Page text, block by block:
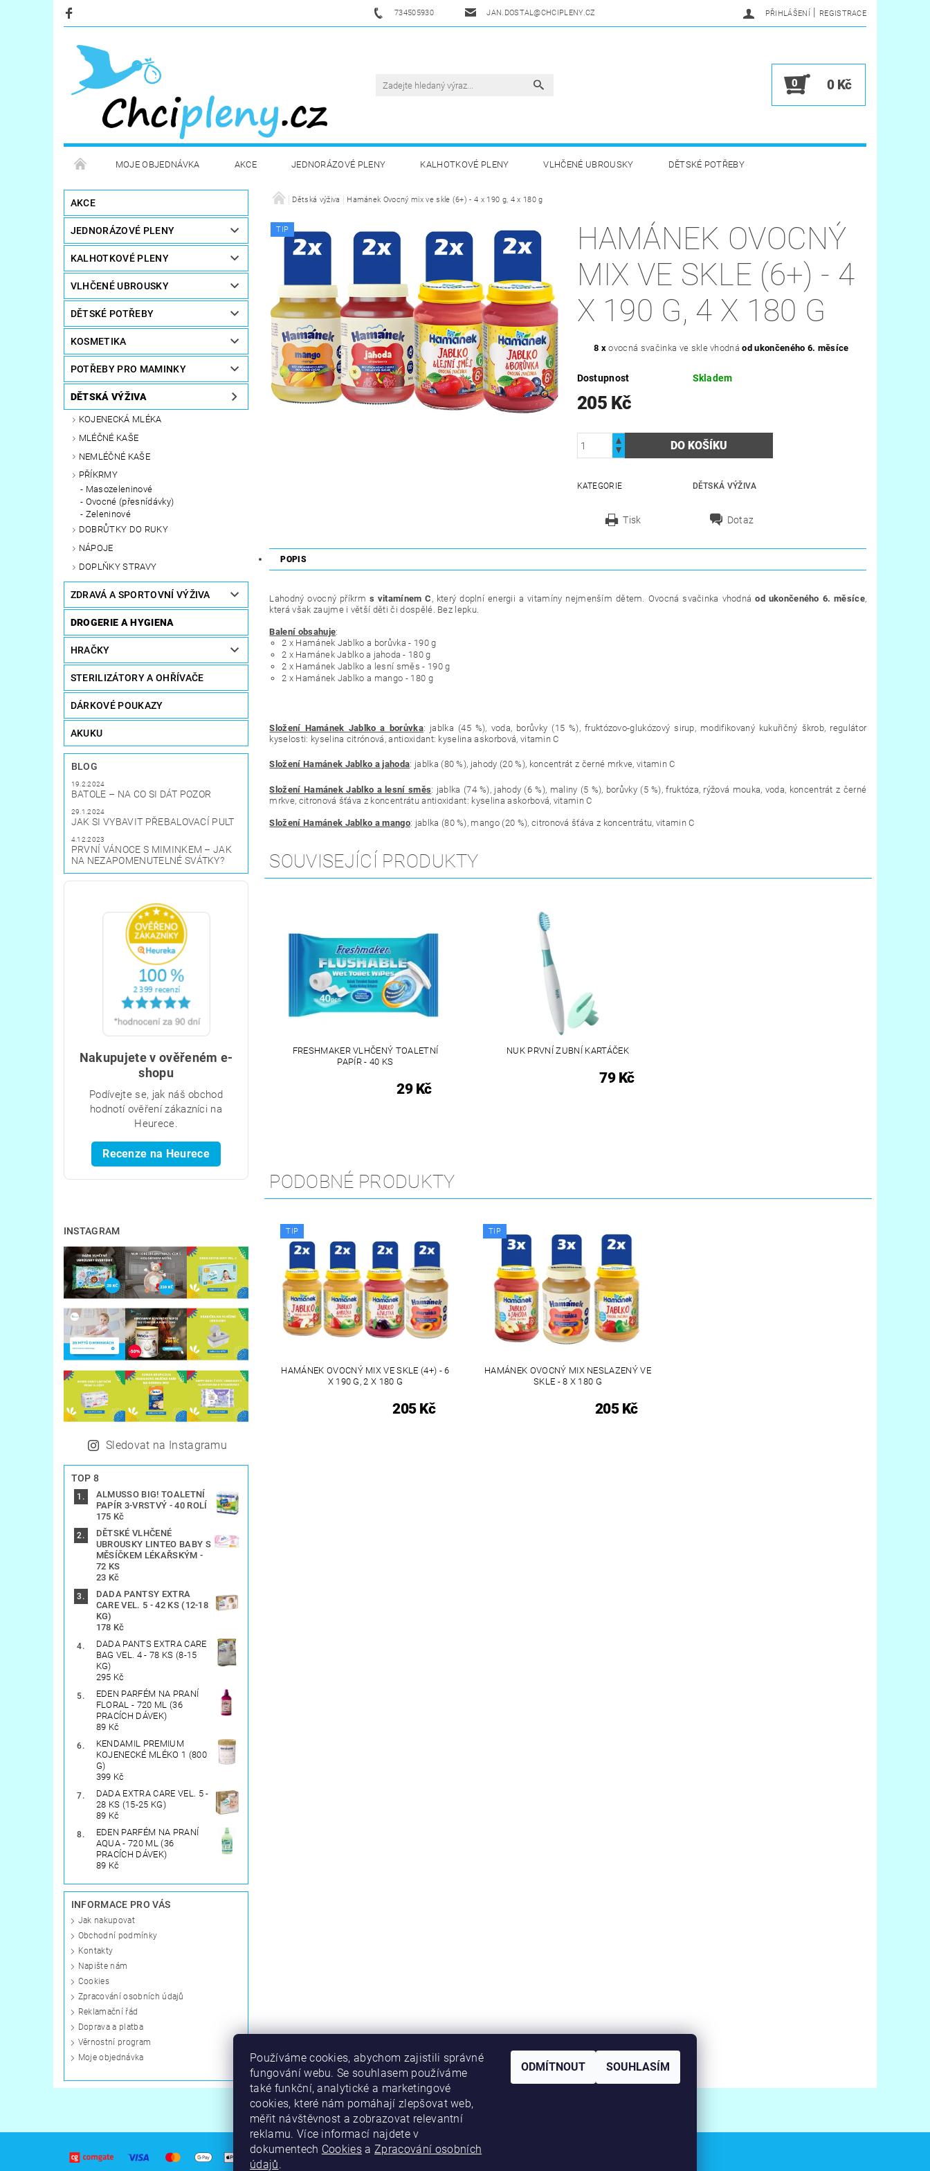
734505930 JAN.DOSTAL@CHCIPLENY.CZ PŘIHLÁŠENÍ | REGISTRACE
0 0 Kč
MOJE OBJEDNÁVKA AKCE JEDNORÁZOVÉ PLENY KALHOTKOVÉ PLENY VLHČENÉ UBROUSKY DĚTSKÉ POTŘEBY
KOSMETIKA DĚTSKÁ VÝŽIVA ZDRAVÁ A SPORTOVNÍ VÝŽIVA
STERILIZÁTORY A OHŘÍVAČE DÁRKOVÉ POUKAZY AKUKU OBCHODNÍ PODMÍNKY KONTAKTY VĚRNOSTNÍ PROGRAM
AKCE
JEDNORÁZOVÉ PLENY
KALHOTKOVÉ PLENY
VLHČENÉ UBROUSKY
DĚTSKÉ POTŘEBY
KOSMETIKA
POTŘEBY PRO MAMINKY
DĚTSKÁ VÝŽIVA
KOJENECKÁ MLÉKA
MLÉČNÉ KAŠE
NEMLÉČNÉ KAŠE
PŘÍKRMY
Masozeleninové
Ovocné (přesnídávky)
Zeleninové
DOBRŮTKY DO RUKY
NÁPOJE
DOPLŇKY STRAVY
ZDRAVÁ A SPORTOVNÍ VÝŽIVA
DROGERIE A HYGIENA
HRAČKY
STERILIZÁTORY A OHŘÍVAČE
DÁRKOVÉ POUKAZY
AKUKU
BLOG
19.2.2024
BATOLE – NA CO SI DÁT POZOR
29.1.2024
JAK SI VYBAVIT PŘEBALOVACÍ PULT
4.12.2023
PRVNÍ VÁNOCE S MIMINKEM – JAK
NA NEZAPOMENUTELNÉ SVÁTKY?
Nakupujete v ověřeném e-
shopu
Podívejte se, jak náš obchod
hodnotí ověření zákazníci na
Heurece.
Recenze na Heurece
INSTAGRAM
Sledovat na Instagramu
TOP 8
ALMUSSO BIG! TOALETNÍ
PAPÍR 3-VRSTVÝ - 40 ROLÍ
175 Kč
DĚTSKÉ VLHČENÉ
UBROUSKY LINTEO BABY S
MĚSÍČKEM LÉKAŘSKÝM -
72 KS
23 Kč
DADA PANTSY EXTRA
CARE VEL. 5 - 42 KS (12-18
KG)
178 Kč
DADA PANTS EXTRA CARE
BAG VEL. 4 - 78 KS (8-15
KG)
295 Kč
EDEN PARFÉM NA PRANÍ
FLORAL - 720 ML (36
PRACÍCH DÁVEK)
89 Kč
KENDAMIL PREMIUM
KOJENECKÉ MLÉKO 1 (800
G)
399 Kč
DADA EXTRA CARE VEL. 5 -
28 KS (15-25 KG)
89 Kč
EDEN PARFÉM NA PRANÍ
AQUA - 720 ML (36
PRACÍCH DÁVEK)
89 Kč
INFORMACE PRO VÁS
Jak nakupovat
Obchodní podmínky
Kontakty
Napište nám
Cookies
Zpracování osobních údajů
Reklamační řád
Doprava a platba
Věrnostní program
Moje objednávka
Dětská výživa Hamánek Ovocný mix ve skle (6+) - 4 x 190 g, 4 x 180 g
TIP
HAMÁNEK OVOCNÝ
MIX VE SKLE (6+) - 4
X 190 G, 4 X 180 G
8 x ovocná svačinka ve skle vhodná od ukončeného 6. měsíce
Dostupnost Skladem
205 Kč
KATEGORIE DĚTSKÁ VÝŽIVA
Tisk Dotaz
POPIS
Lahodný ovocný příkrm s vitamínem C , který doplní energii a vitamíny nejmenším dětem. Ovocná svačinka vhodnáod ukončeného 6. měsíce,
která však zaujme i větší děti či dospělé. Bez lepku.
Balení obsahuje:
2 x Hamánek Jablko a borůvka - 190 g
2 x Hamánek Jablko a jahoda - 180 g
2 x Hamánek Jablko a lesní směs - 190 g
2 x Hamánek Jablko a mango - 180 g
Složení Hamánek Jablko a borůvka: jablka (45 %), voda, borůvky (15 %), fruktózovo-glukózový sirup, modifikovaný kukuřičný škrob, regulátor
kyselosti: kyselina citrónová, antioxidant: kyselina askorbová, vitamin C
Složení Hamánek Jablko a jahoda: jablka (80 %), jahody (20 %), koncentrát z černé mrkve, vitamin C
Složení Hamánek Jablko a lesní směs: jablka (74 %), jahody (6 %), maliny (5 %), borůvky (5 %), fruktóza, rýžová mouka, voda, koncentrát z černé
mrkve, citronová šťáva z koncentrátu antioxidant: kyselina askorbová, vitamin C
Složení Hamánek Jablko a mango: jablka (80 %), mango (20 %), citronová šťáva z koncentrátu, vitamin C
SOUVISEJÍCÍ PRODUKTY
FRESHMAKER VLHČENÝ TOALETNÍ
PAPÍR - 40 KS
29 Kč
NUK PRVNÍ ZUBNÍ KARTÁČEK
79 Kč
PODOBNÉ PRODUKTY
TIP
HAMÁNEK OVOCNÝ MIX VE SKLE (4+) - 6
X 190 G, 2 X 180 G
205 Kč
TIP
HAMÁNEK OVOCNÝ MIX NESLAZENÝ VE
SKLE - 8 X 180 G
205 Kč
Používáme cookies, abychom zajistili správné
fungování webu. Se souhlasem používáme
také funkční, analytické a marketingové
cookies, které nám pomáhají zlepšovat web,
měřit návštěvnost a zobrazovat relevantní
reklamu. Více informací najdete v
dokumentech Cookies aZpracování osobních
údajů.
ODMÍTNOUT SOUHLASÍM